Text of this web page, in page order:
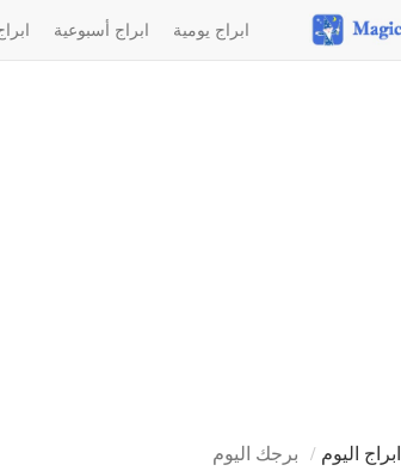
ابراج يومية ابراج أسبوعية
ابراج اليوم برجك اليوم